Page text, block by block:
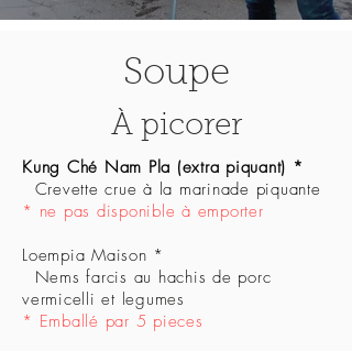
Soupe
À picorer
Kung Ché Nam Pla (extra piquant) *
Crevette crue à la marinade piquante
* ne pas disponible à emporter
Loempia Maison *
Nems farcis au hachis de porc
vermicelli et legumes
* Emballé par 5 pieces